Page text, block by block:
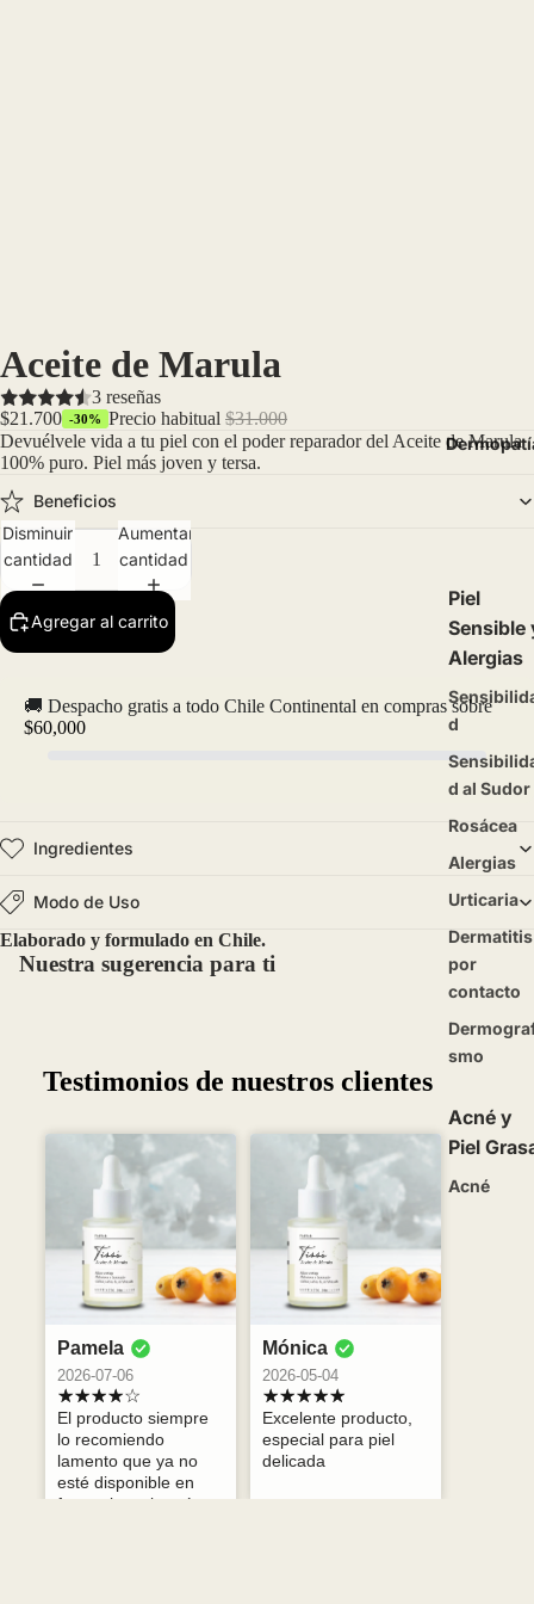
Piel
Sensible
Alergias
d
d al Sudor
Rosácea
Alergias
Urticaria
Dermatitis
por
contacto
smo
Acné y
Piel
Acné
Abrir
imagen
Abrir
imagen
Abrir
imagen
Aceite de Marula
3 reseñas
$21.700 -30% Precio habitual $31.000
Devuélvele vida a tu piel con el poder reparador del Aceite de Marula
100% puro. Piel más joven y tersa.
Beneficios
Disminuir
cantidad
Aumentar
cantidad
Agregar al carrito
🚚 Despacho gratis a todo Chile Continental en compras sobre
$60,000
Ingredientes
Modo de Uso
Elaborado y formulado en Chile.
Nuestra sugerencia para ti
Testimonios de nuestros clientes
Pamela
2026-07-06
El producto siempre
lo recomiendo
lamento que ya no
esté disponible en
farmacias, el envío
Mónica
2026-05-04
Excelente producto,
especial para piel
delicada